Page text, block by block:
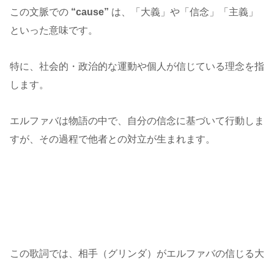
この文脈での “cause” は、「大義」や「信念」「主義」
といった意味です。
特に、社会的・政治的な運動や個人が信じている理念を指
します。
エルファバは物語の中で、自分の信念に基づいて行動しま
すが、その過程で他者との対立が生まれます。
この歌詞では、相手（グリンダ）がエルファバの信じる大